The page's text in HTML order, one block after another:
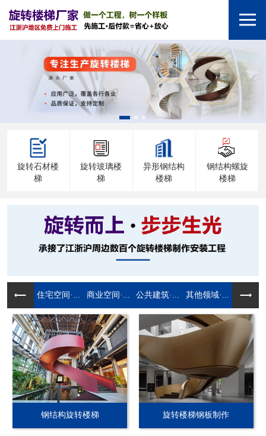
旋转石材楼
梯
旋转玻璃楼
梯
异形钢结构
楼梯
钢结构螺旋
楼梯
住宅空间·... 商业空间·... 公共建筑·... 其他领域·...
钢结构旋转楼梯 旋转楼梯钢板制作